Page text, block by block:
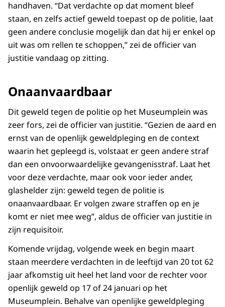
handhaven. “Dat verdachte op dat moment bleef
staan, en zelfs actief geweld toepast op de politie, laat
geen andere conclusie mogelijk dan dat hij er enkel op
uit was om rellen te schoppen,” zei de officier van
justitie vandaag op zitting.
Onaanvaardbaar
Dit geweld tegen de politie op het Museumplein was
zeer fors, zei de officier van justitie. “Gezien de aard en
ernst van de openlijk geweldpleging en de context
waarin het gepleegd is, volstaat er geen andere straf
dan een onvoorwaardelijke gevangenisstraf. Laat het
voor deze verdachte, maar ook voor ieder ander,
glashelder zijn: geweld tegen de politie is
onaanvaardbaar. Er volgen zware straffen op en je
komt er niet mee weg”, aldus de officier van justitie in
zijn requisitoir.
Komende vrijdag, volgende week en begin maart
staan meerdere verdachten in de leeftijd van 20 tot 62
jaar afkomstig uit heel het land voor de rechter voor
openlijk geweld op 17 of 24 januari op het
Museumplein. Behalve van openlijke geweldpleging